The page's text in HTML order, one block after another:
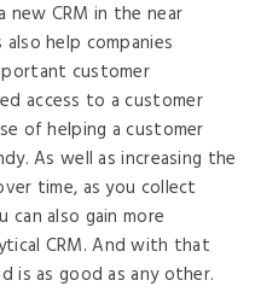
CRM in the near
help companies
customer
access to a customer
of helping a customer
As well as increasing the
time, as you collect
can also gain more
CRM. And with that
as good as any other.